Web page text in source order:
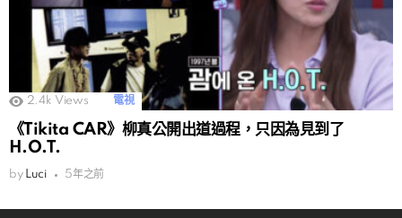
2.4k Views 電視
《Tikita CAR》柳真公開出道過程，只因為見到了
H.O.T.
by Luci 5年之前